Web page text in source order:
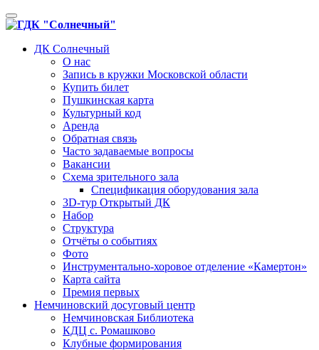
Toggle
navigation
ДК Солнечный
О нас
Запись в кружки Московской области
Купить билет
Пушкинская карта
Культурный код
Аренда
Обратная связь
Часто задаваемые вопросы
Вакансии
Схема зрительного зала
Спецификация оборудования зала
3D-тур Открытый ДК
Набор
Структура
Отчёты о событиях
Фото
Инструментально-хоровое отделение «Камертон»
Карта сайта
Премия первых
Немчиновский досуговый центр
Немчиновская Библиотека
КДЦ с. Ромашково
Клубные формирования